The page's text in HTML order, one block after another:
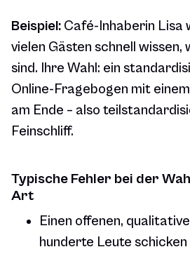
Beispiel: Café-Inhaberin Lisa
vielen Gästen schnell wissen,
sind. Ihre Wahl: ein
Online-Fragebogen mit
am Ende – also
Feinschliff.
Typische Fehler bei der
Art
Einen offenen,
hunderte Leute